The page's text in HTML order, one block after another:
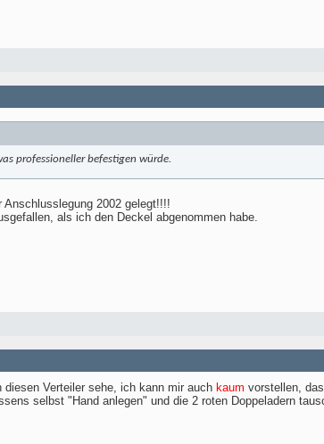
professioneller befestigen würde.
2002 gelegt!!!!
als ich den Deckel abgenommen habe.
Verteiler sehe, ich kann mir auch kaum vorstellen,
selbst "Hand anlegen" und die 2 roten Doppeladern